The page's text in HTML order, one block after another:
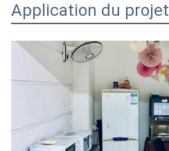
Application du projet